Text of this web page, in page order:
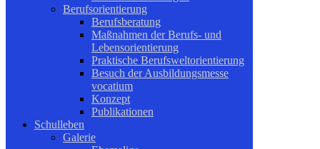
Berufsorientierung
Berufsberatung
Maßnahmen der Berufs- und
Lebensorientierung
Praktische Berufsweltorientierung
Besuch der Ausbildungsmesse
vocatium
Konzept
Publikationen
Schulleben
Galerie